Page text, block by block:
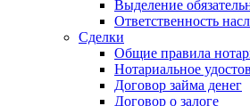
Выделение
Ответственность
Сделки
Общие правила
Нотариальное
Договор займа денег
Договор о залоге